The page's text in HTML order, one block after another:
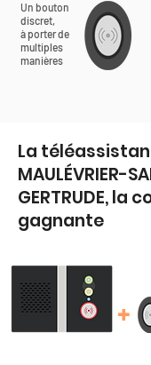
Un bouton
discret,
à porter de
multiples
manières
La
MAULÉVRIER-
GERTRUDE, la
gagnante
+